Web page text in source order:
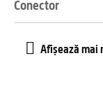
Conector